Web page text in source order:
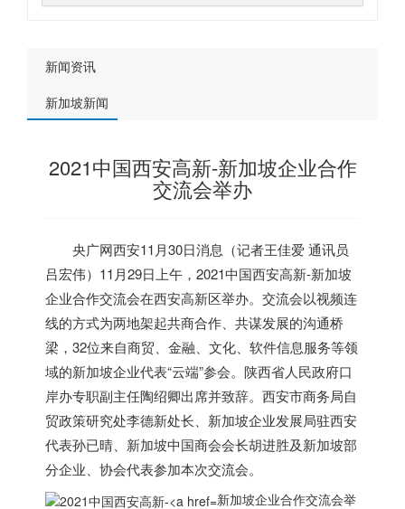
新闻资讯
新加坡新闻
2021中国西安高新-新加坡企业合作
交流会举办
央广网西安11月30日消息（记者王佳爱 通讯员
吕宏伟）11月29日上午，2021中国西安高新-新加坡
企业合作交流会在西安高新区举办。交流会以视频连
线的方式为两地架起共商合作、共谋发展的沟通桥
梁，32位来自商贸、金融、文化、软件信息服务等领
域的新加坡企业代表“云端”参会。陕西省人民政府口
岸办专职副主任陶绍卿出席并致辞。西安市商务局自
贸政策研究处李德新处长、 新加坡企业发展局驻西安
代表孙已晴、 新加坡中国商会会长胡进胜及新加坡部
分企业、协会代表参加本次交流会。
新加坡企业合作交流会举